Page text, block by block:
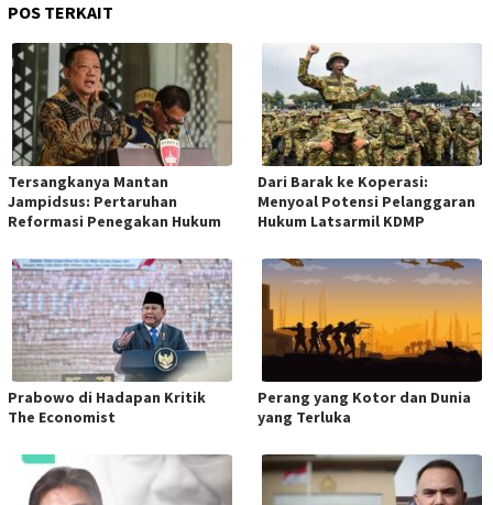
POS TERKAIT
Tersangkanya Mantan
Jampidsus: Pertaruhan
Reformasi Penegakan Hukum
Dari Barak ke Koperasi:
Menyoal Potensi Pelanggaran
Hukum Latsarmil KDMP
Prabowo di Hadapan Kritik
The Economist
Perang yang Kotor dan Dunia
yang Terluka